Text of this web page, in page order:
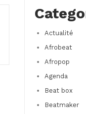
Actualité
Afrobeat
Afropop
Agenda
Beat box
Beatmaker